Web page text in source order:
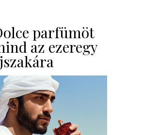
parfümöt
az ezeregy